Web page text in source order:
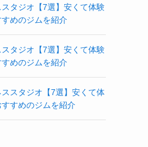
タジオ【7選】安くて体験
めのジムを紹介
タジオ【7選】安くて体験
めのジムを紹介
スタジオ【7選】安くて体
すめのジムを紹介